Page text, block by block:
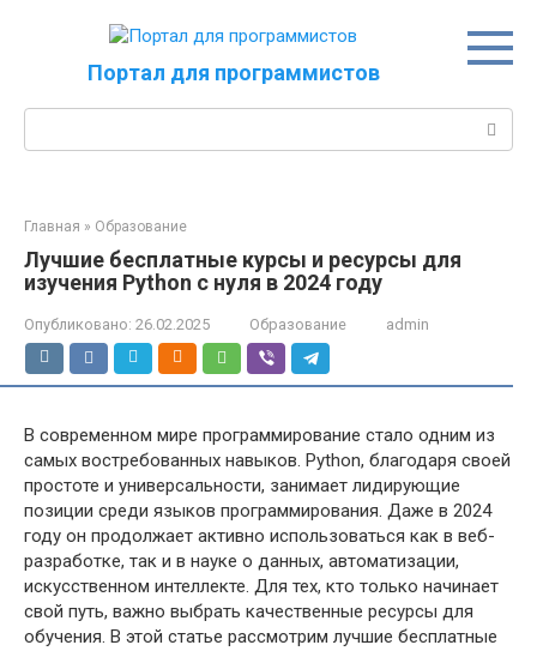
Портал для программистов
Главная » Образование
Лучшие бесплатные курсы и ресурсы для
изучения Python с нуля в 2024 году
Опубликовано: 26.02.2025 Образование admin
В современном мире программирование стало одним из
самых востребованных навыков. Python, благодаря своей
простоте и универсальности, занимает лидирующие
позиции среди языков программирования. Даже в 2024
году он продолжает активно использоваться как в веб-
разработке, так и в науке о данных, автоматизации,
искусственном интеллекте. Для тех, кто только начинает
свой путь, важно выбрать качественные ресурсы для
обучения. В этой статье рассмотрим лучшие бесплатные